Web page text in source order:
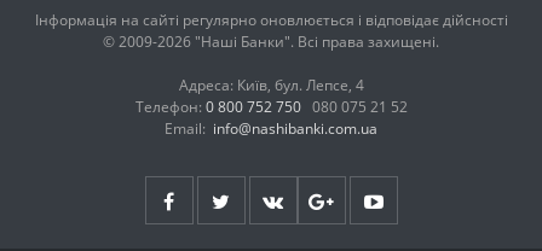
Інформація на сайті регулярно оновлюється і відповідає дійсності
© 2009-2026 "Наші Банки". Всі права захищені.
Адреса: Київ, бул. Лепсе, 4
Телефон: 0 800 752 750 080 075 21 52
Email: info@nashibanki.com.ua